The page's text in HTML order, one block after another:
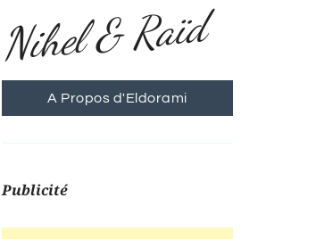
Nihel & Raïd
A Propos d'Eldorami
Publicité